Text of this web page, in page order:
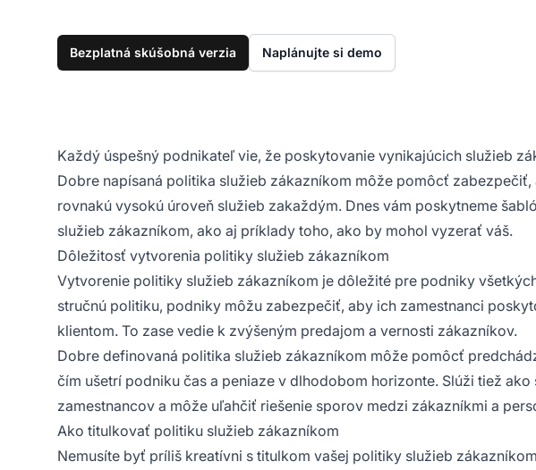
Bezplatná skúšobná verzia Naplánujte si demo
Každý úspešný podnikateľ vie, že poskytovanie vynikajúcich služieb
Dobre napísaná politika služieb zákazníkom môže pomôcť
rovnakú vysokú úroveň služieb zakaždým. Dnes vám poskytneme
služieb zákazníkom, ako aj príklady toho, ako by mohol vyzerať váš.
Dôležitosť vytvorenia politiky služieb zákazníkom
Vytvorenie politiky služieb zákazníkom je dôležité pre podniky
stručnú politiku, podniky môžu zabezpečiť, aby ich zamestnanci
klientom. To zase vedie k zvýšeným predajom a vernosti zákazníkov.
Dobre definovaná politika služieb zákazníkom môže pomôcť
čím ušetrí podniku čas a peniaze v dlhodobom horizonte. Slúži tiež
zamestnancov a môže uľahčiť riešenie sporov medzi zákazníkmi a
Ako titulkovať politiku služieb zákazníkom
Nemusíte byť príliš kreatívni s titulkom vašej politiky služieb